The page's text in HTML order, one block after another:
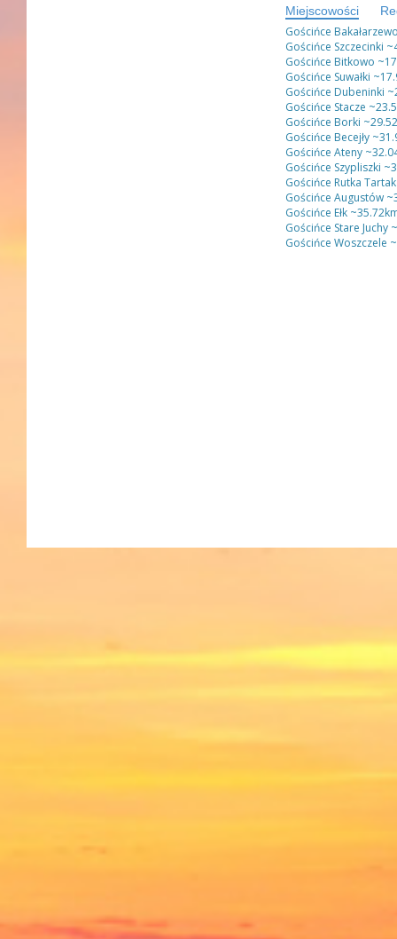
Miejscowości
Gościńce
Gościńce Szczecinki
Gościńce Bitkowo
Gościńce Suwałki
Gościńce Dubeninki
Gościńce Stacze
Gościńce Borki
Gościńce Becejły
Gościńce Ateny
Gościńce Szypliszki
Gościńce Rutka Tartak
Gościńce Augustów
Gościńce Ełk
Gościńce Stare Juchy
Gościńce Woszczele